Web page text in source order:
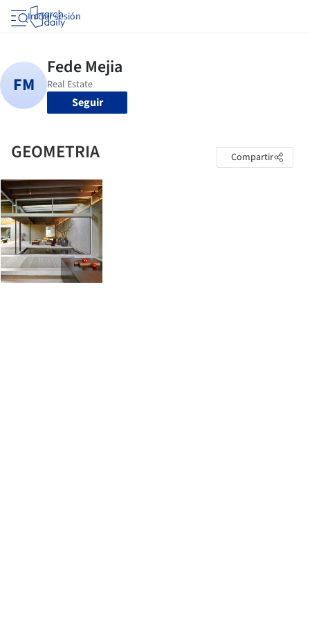
Iniciar sesión
Seguir
GEOMETRIA Compartir